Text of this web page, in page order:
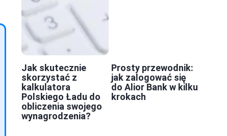
Jak skutecznie
skorzystać z
kalkulatora
Polskiego Ładu do
obliczenia swojego
wynagrodzenia?
Prosty przewodnik:
jak zalogować się
do Alior Bank w kilku
krokach